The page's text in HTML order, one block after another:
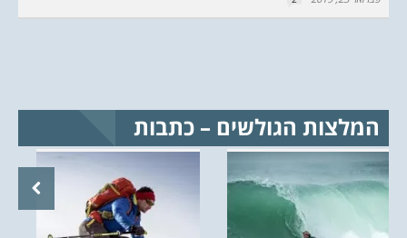
המלצות הגולשים – כתבות